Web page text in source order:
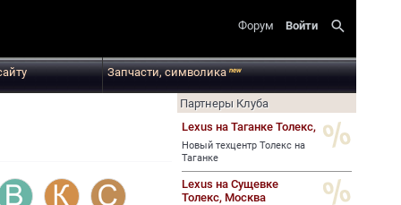
Форум Войти search
Запчасти, символикаnew
Партнеры Клуба
Lexus на Таганке Толекс,
Новый техцентр Толекс на
Таганке
Lexus на Сущевке
Толекс, Москва